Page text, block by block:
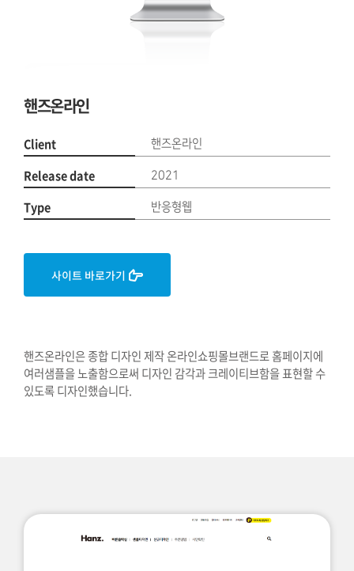
핸즈온라인
Client 핸즈온라인
Release date 2021
Type 반응형웹
사이트 바로가기
핸즈온라인은 종합 디자인 제작 온라인쇼핑몰브랜드로홈페이지에
여러샘플을 노출함으로써 디자인 감각과크레이티브함을 표현할 수
있도록 디자인했습니다.